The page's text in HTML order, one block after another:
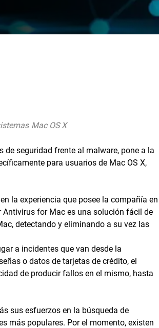
Mac OS X
seguridad frente al malware, pone a la
para usuarios de Mac OS X,
la experiencia que posee la compañía en
for Mac es una solución fácil de
detectando y eliminando a su vez las
a incidentes que van desde la
o datos de tarjetas de crédito, el
de producir fallos en el mismo, hasta
sus esfuerzos en la búsqueda de
más populares. Por el momento, existen